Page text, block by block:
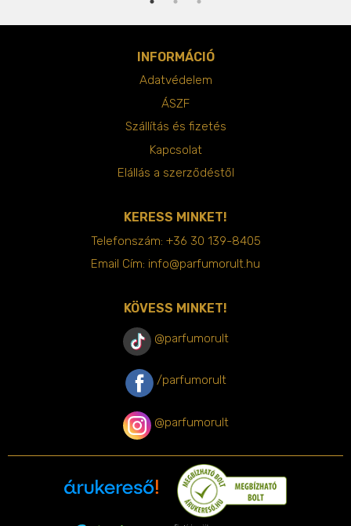
INFORMÁCIÓ
Adatvédelem
ÁSZF
Szállítás és fizetés
Kapcsolat
Elállás a szerződéstől
KERESS MINKET!
Telefonszám: +36 30 139-8405
Email Cím: info@parfumorult.hu
KÖVESS MINKET!
@parfumorult
/parfumorult
@parfumorult